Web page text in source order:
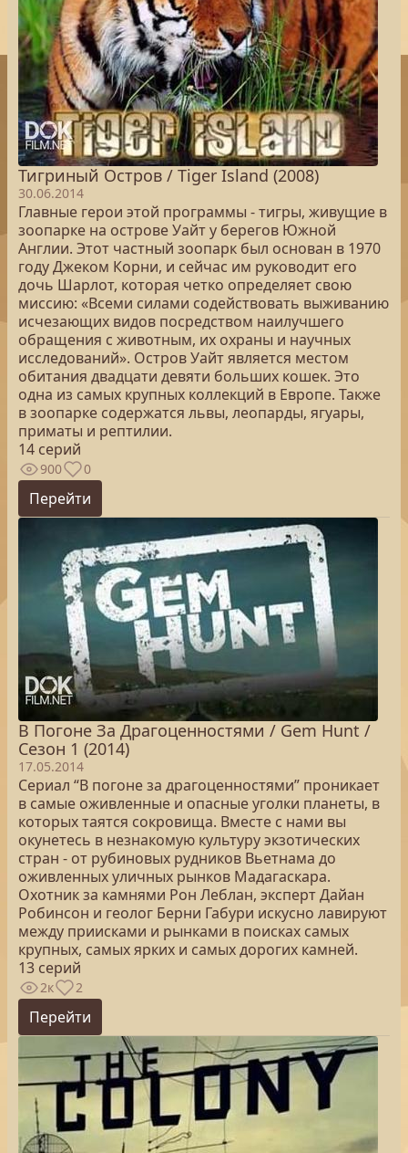
Тигриный Остров / Tiger Island (2008)
30.06.2014
Главные герои этой программы - тигры, живущие в
зоопарке на острове Уайт у берегов Южной
Англии. Этот частный зоопарк был основан в 1970
году Джеком Корни, и сейчас им руководит его
дочь Шарлот, которая четко определяет свою
миссию: «Всеми силами содействовать выживанию
исчезающих видов посредством наилучшего
обращения с животным, их охраны и научных
исследований». Остров Уайт является местом
обитания двадцати девяти больших кошек. Это
одна из самых крупных коллекций в Европе. Также
в зоопарке содержатся львы, леопарды, ягуары,
приматы и рептилии.
14 серий
900 0
Перейти
В Погоне За Драгоценностями / Gem Hunt /
Сезон 1 (2014)
17.05.2014
Сериал “В погоне за драгоценностями” проникает
в самые оживленные и опасные уголки планеты, в
которых таятся сокровища. Вместе с нами вы
окунетесь в незнакомую культуру экзотических
стран - от рубиновых рудников Вьетнама до
оживленных уличных рынков Мадагаскара.
Охотник за камнями Рон Леблан, эксперт Дайан
Робинсон и геолог Берни Габури искусно лавируют
между приисками и рынками в поисках самых
крупных, самых ярких и самых дорогих камней.
13 серий
2к 2
Перейти